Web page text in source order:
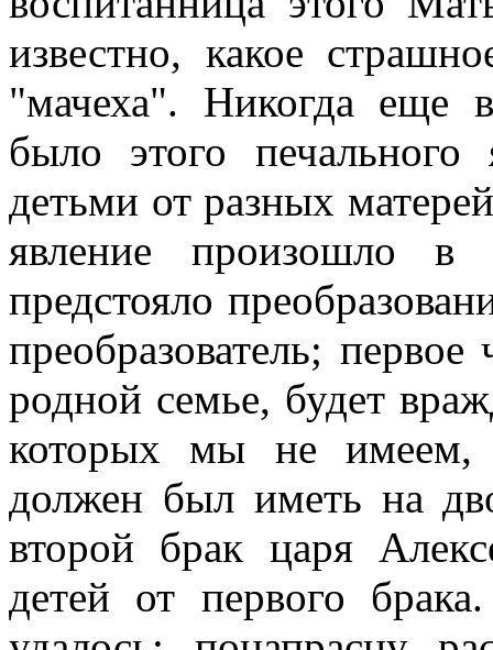
известно, какое
"мачеха". Никогда еще
было этого
детьми от разных
явление произошло в
предстояло
преобразователь;
родной семье, будет
которых мы не имеем,
должен был иметь на
второй брак царя
детей от первого